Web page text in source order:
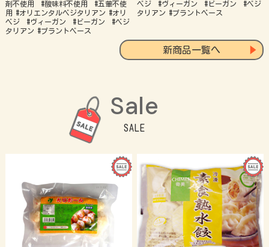
剤不使用 #酸味料不使用 #五葷不使
用 #オリエンタルベジタリアン #オリ
ベジ #ヴィーガン #ビーガン #ベジ
タリアン #プラントベース
ベジ #ヴィーガン #ビーガン #ベジ
タリアン #プラントベース
新商品一覧へ
SALE